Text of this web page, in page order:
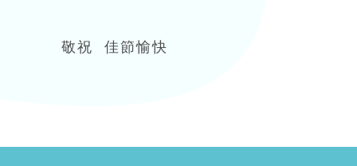
敬祝 佳節愉快